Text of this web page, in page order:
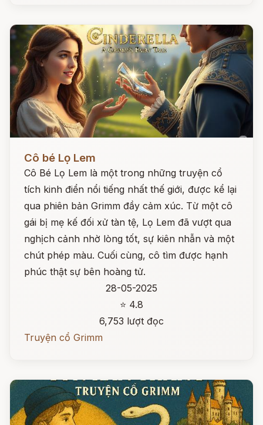
Cô bé Lọ Lem
Cô Bé Lọ Lem là một trong những truyện cổ
tích kinh điển nổi tiếng nhất thế giới, được kể lại
qua phiên bản Grimm đầy cảm xúc. Từ một cô
gái bị mẹ kế đối xử tàn tệ, Lọ Lem đã vượt qua
nghịch cảnh nhờ lòng tốt, sự kiên nhẫn và một
chút phép màu. Cuối cùng, cô tìm được hạnh
phúc thật sự bên hoàng tử.
28-05-2025
⭐ 4.8
6,753 lượt đọc
Truyện cổ Grimm